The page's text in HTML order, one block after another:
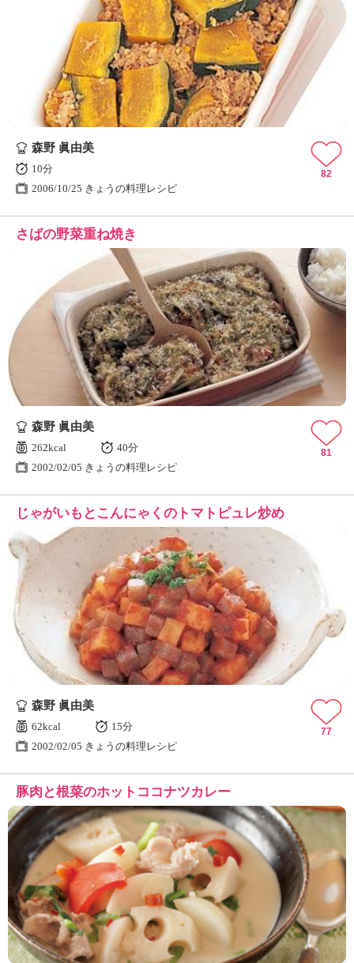
森野 眞由美
10分
2006/10/25 きょうの料理レシピ
82
さばの野菜重ね焼き
森野 眞由美
262kcal
40分
2002/02/05 きょうの料理レシピ
81
じゃがいもとこんにゃくのトマトピュレ炒め
森野 眞由美
62kcal
15分
2002/02/05 きょうの料理レシピ
77
豚肉と根菜のホットココナツカレー